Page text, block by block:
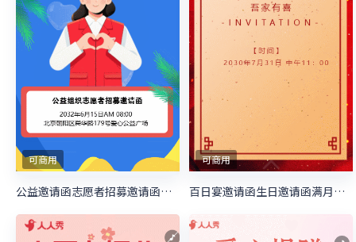
可商用
公益邀请函志愿者招募邀请函慈善活动邀请函
可商用
百日宴邀请函生日邀请函满月宴邀请函